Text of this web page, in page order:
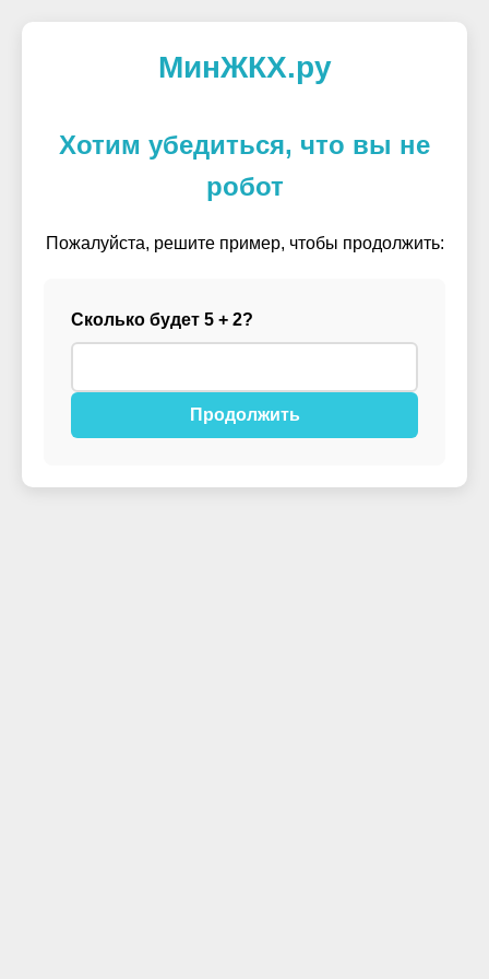
МинЖКХ.ру
Хотим убедиться, что вы не
робот
Пожалуйста, решите пример, чтобы продолжить:
Сколько будет 5 + 2?
Продолжить